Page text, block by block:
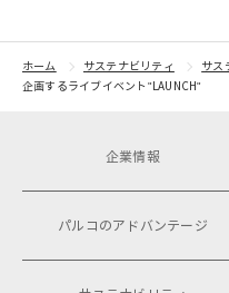
ホーム サステナビリティ サス
企画するライブイベント"LAUNCH"
企業情報
パルコのアドバンテージ